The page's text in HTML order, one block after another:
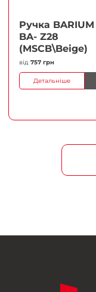
Ручка BARIUM
BA- Z28
(MSCB\Beige)
від 757 грн
Детальніше